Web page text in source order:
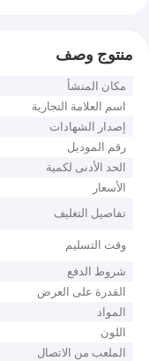
منتوج وصف
مكان المنشأ
اسم العلامة التجارية
إصدار الشهادات
رقم الموديل
الحد الأدنى لكمية
الأسعار
تفاصيل التغليف
وقت التسليم
شروط الدفع
القدرة على العرض
المواد
اللون
الملعب من الاتصال